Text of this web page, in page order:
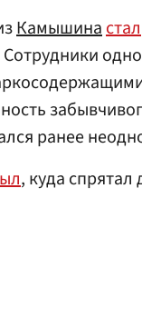
Камышинастал
ранее
, куда